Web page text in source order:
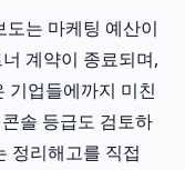
는 마케팅 예산이
계약이 종료되며,
업들에까지 미친
솔 등급도 검토하
정리해고를 직접